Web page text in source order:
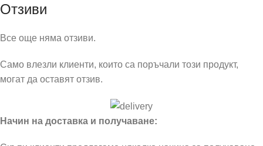
Отзиви
Все още няма отзиви.
Само влезли клиенти, които са поръчали този продукт,
могат да оставят отзив.
Начин на доставка и получаване: